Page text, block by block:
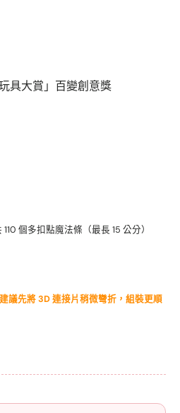
具大賞」百變創意獎
個多扣點魔法條（最長 15 公分）
議先將 3D 連接片稍微彎折，組裝更順